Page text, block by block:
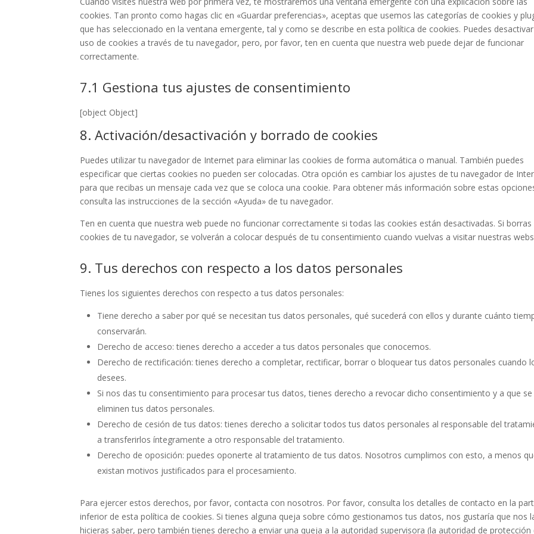
themes)
cookies. Tan pronto como hagas clic en «Guardar preferencias», aceptas que usemos las categorías de cookies y
que has seleccionado en la ventana emergente, tal y como se describe en esta política de cookies. Puedes
uso de cookies a través de tu navegador, pero, por favor, ten en cuenta que nuestra web puede dejar de funcionar
correctamente.
7.1 Gestiona tus ajustes de consentimiento
[object Object]
8. Activación/desactivación y borrado de cookies
Puedes utilizar tu navegador de Internet para eliminar las cookies de forma automática o manual. También puedes
especificar que ciertas cookies no pueden ser colocadas. Otra opción es cambiar los ajustes de tu navegador de
para que recibas un mensaje cada vez que se coloca una cookie. Para obtener más información sobre estas
consulta las instrucciones de la sección «Ayuda» de tu navegador.
Ten en cuenta que nuestra web puede no funcionar correctamente si todas las cookies están desactivadas. Si borras
cookies de tu navegador, se volverán a colocar después de tu consentimiento cuando vuelvas a visitar nuestras
9. Tus derechos con respecto a los datos personales
Tienes los siguientes derechos con respecto a tus datos personales:
Tiene derecho a saber por qué se necesitan tus datos personales, qué sucederá con ellos y durante cuánto
conservarán.
Derecho de acceso: tienes derecho a acceder a tus datos personales que conocemos.
Derecho de rectificación: tienes derecho a completar, rectificar, borrar o bloquear tus datos personales cuando
desees.
Si nos das tu consentimiento para procesar tus datos, tienes derecho a revocar dicho consentimiento y a que se
eliminen tus datos personales.
Derecho de cesión de tus datos: tienes derecho a solicitar todos tus datos personales al responsable del
a transferirlos íntegramente a otro responsable del tratamiento.
Derecho de oposición: puedes oponerte al tratamiento de tus datos. Nosotros cumplimos con esto, a menos
existan motivos justificados para el procesamiento.
Para ejercer estos derechos, por favor, contacta con nosotros. Por favor, consulta los detalles de contacto en la
inferior de esta política de cookies. Si tienes alguna queja sobre cómo gestionamos tus datos, nos gustaría que nos
hicieras saber, pero también tienes derecho a enviar una queja a la autoridad supervisora (la autoridad de protección